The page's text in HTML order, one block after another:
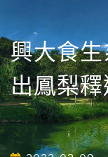
興大食
出鳳梨